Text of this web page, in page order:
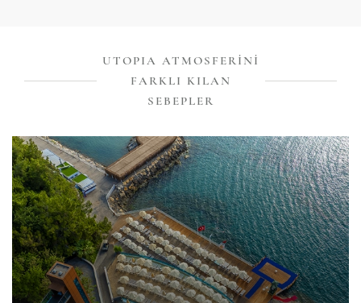
UTOPIA ATMOSFERINI
FARKLI KILAN
SEBEPLER